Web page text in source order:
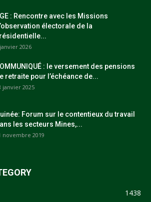
: Rencontre avec les Missions
électorale de la
2026
: le versement des pensions
retraite pour l’échéance de...
janvier 2025
Forum sur le contentieux du travail
les secteurs Mines,...
novembre 2019
1438